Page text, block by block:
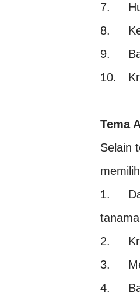
7.
8.
9.
10.
Tema
Selain
1.
2.
3.
4.